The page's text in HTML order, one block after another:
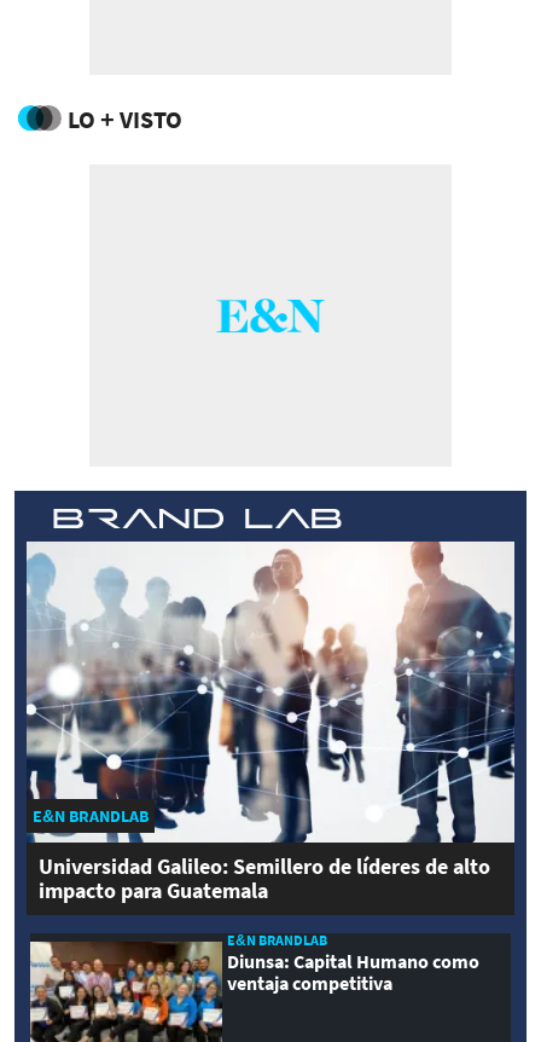
LO + VISTO
E&N BRANDLAB
Universidad Galileo: Semillero de líderes de alto
impacto para Guatemala
E&N BRANDLAB
Diunsa: Capital Humano como
ventaja competitiva